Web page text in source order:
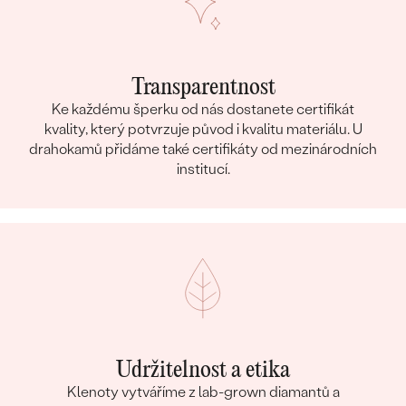
Transparentnost
Ke každému šperku od nás dostanete certifikát
kvality, který potvrzuje původ i kvalitu materiálu. U
drahokamů přidáme také certifikáty od mezinárodních
institucí.
Udržitelnost a etika
Klenoty vytváříme z lab-grown diamantů a